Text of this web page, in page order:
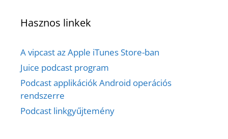
Hasznos linkek
A vipcast az Apple iTunes Store-ban
Juice podcast program
Podcast applikációk Android operációs
rendszerre
Podcast linkgyűjtemény